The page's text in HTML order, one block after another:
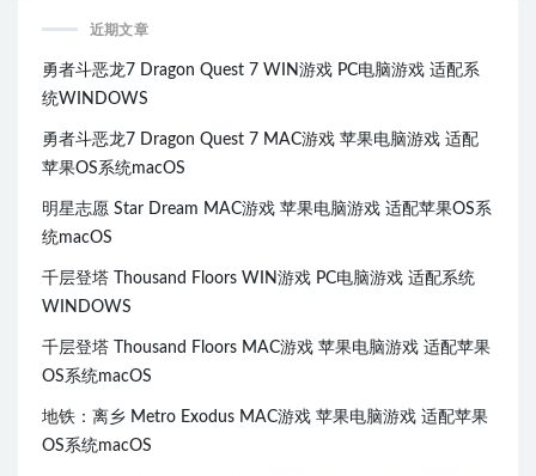
近期文章
勇者斗恶龙7 Dragon Quest 7 WIN游戏 PC电脑游戏 适配系
统WINDOWS
勇者斗恶龙7 Dragon Quest 7 MAC游戏 苹果电脑游戏 适配
苹果OS系统macOS
明星志愿 Star Dream MAC游戏 苹果电脑游戏 适配苹果OS系
统macOS
千层登塔 Thousand Floors WIN游戏 PC电脑游戏 适配系统
WINDOWS
千层登塔 Thousand Floors MAC游戏 苹果电脑游戏 适配苹果
OS系统macOS
地铁：离乡 Metro Exodus MAC游戏 苹果电脑游戏 适配苹果
OS系统macOS